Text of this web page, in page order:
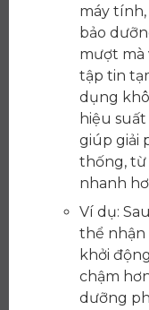
máy
bảo
mượt mà
tập tin
dụng
hiệu
giúp giải
thống, từ
nhanh
Ví dụ:
thể nhận
khởi
chậm
dưỡng